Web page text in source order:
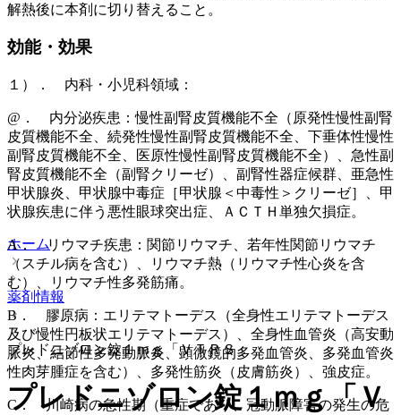
解熱後に本剤に切り替えること。
効能・効果
１）． 内科・小児科領域：
@． 内分泌疾患：慢性副腎皮質機能不全（原発性慢性副腎
皮質機能不全、続発性慢性副腎皮質機能不全、下垂体性慢性
副腎皮質機能不全、医原性慢性副腎皮質機能不全）、急性副
腎皮質機能不全（副腎クリーゼ）、副腎性器症候群、亜急性
甲状腺炎、甲状腺中毒症［甲状腺＜中毒性＞クリーゼ］、甲
状腺疾患に伴う悪性眼球突出症、ＡＣＴＨ単独欠損症。
A． リウマチ疾患：関節リウマチ、若年性関節リウマチ
（スチル病を含む）、リウマチ熱（リウマチ性心炎を含
む）、リウマチ性多発筋痛。
B． 膠原病：エリテマトーデス（全身性エリテマトーデス
及び慢性円板状エリテマトーデス）、全身性血管炎（高安動
脈炎、結節性多発動脈炎、顕微鏡的多発血管炎、多発血管炎
性肉芽腫症を含む）、多発性筋炎（皮膚筋炎）、強皮症。
C． 川崎病の急性期（重症であり、冠動脈障害の発生の危
ホーム
薬剤情報
プレドニゾロン錠１ｍｇ「ＶＴＲＳ」
プレドニゾロン錠１ｍｇ「Ｖ